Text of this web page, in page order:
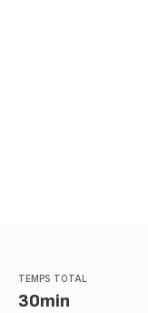
TEMPS TOTAL
30min